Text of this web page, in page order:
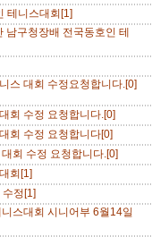
테니스대회[1]
구청장배 전국동호인 테
스 대회 수정요청합니다.[0]
회 수정 요청합니다.[0]
회 수정 요청합니다[0]
회 수정 요청합니다.[0]
회[1]
정[1]
스대회 시니어부 6월14일